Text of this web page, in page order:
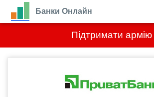
Підтримати армію
Банки Онлайн